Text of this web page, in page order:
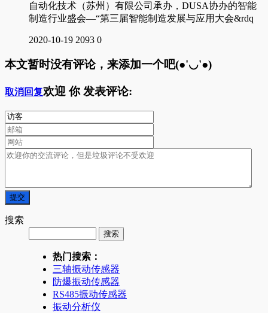
自动化技术（苏州）有限公司承办，DUSA协办的智能
制造行业盛会—“第三届智能制造发展与应用大会&rdq
2020-10-19 2093 0
本文暂时没有评论，来添加一个吧(●'◡'●)
取消回复欢迎 你发表评论:
搜索
热门搜索：
三轴振动传感器
防爆振动传感器
RS485振动传感器
振动分析仪